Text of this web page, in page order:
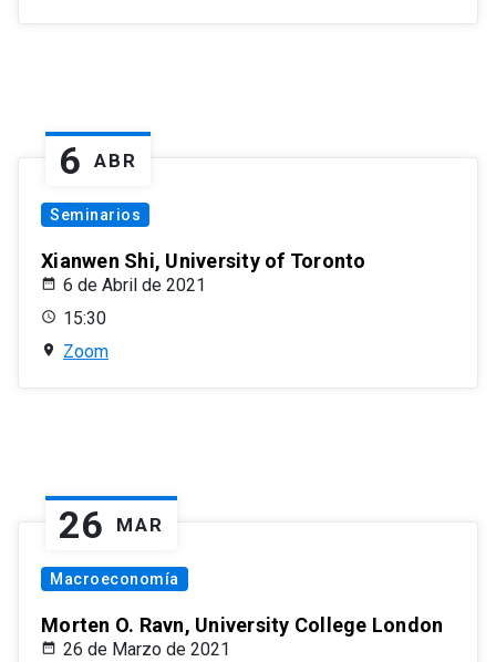
6 ABR
Seminarios
Xianwen Shi, University of Toronto
6 de Abril de 2021
15:30
Zoom
26 MAR
Macroeconomía
Morten O. Ravn, University College London
26 de Marzo de 2021